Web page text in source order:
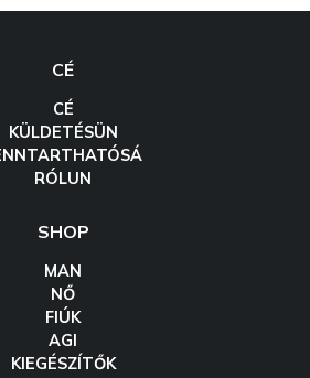
CÉ
CÉ
KÜLDETÉSÜN
RÓLUN
SHOP
MAN
NŐ
FIÚK
AGI
KIEGÉSZÍTŐK